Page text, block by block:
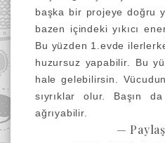
başka bir projeye doğru
bazen içindeki yıkıcı
Bu yüzden 1.evde
huzursuz yapabilir. Bu
hale gelebilirsin.
sıyrıklar olur. Başın
ağrıyabilir.
—